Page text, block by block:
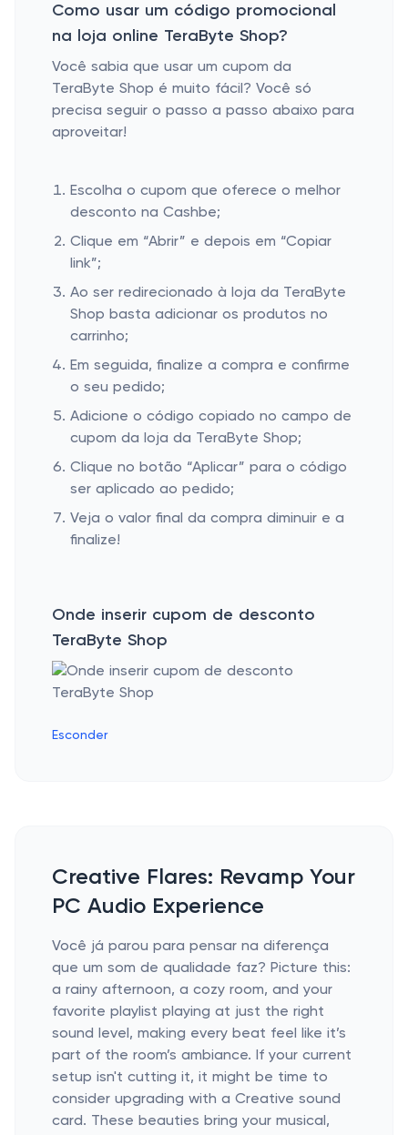
Como usar um código promocional
na loja online TeraByte Shop?
Você sabia que usar um cupom da
TeraByte Shop é muito fácil? Você só
precisa seguir o passo a passo abaixo para
aproveitar!
Escolha o cupom que oferece o melhor
desconto na Cashbe;
Clique em “Abrir” e depois em “Copiar
link”;
Ao ser redirecionado à loja da TeraByte
Shop basta adicionar os produtos no
carrinho;
Em seguida, finalize a compra e confirme
o seu pedido;
Adicione o código copiado no campo de
cupom da loja da TeraByte Shop;
Clique no botão “Aplicar” para o código
ser aplicado ao pedido;
Veja o valor final da compra diminuir e a
finalize!
Onde inserir cupom de desconto
TeraByte Shop
Esconder
Creative Flares: Revamp Your
PC Audio Experience
Você já parou para pensar na diferença
que um som de qualidade faz? Picture this:
a rainy afternoon, a cozy room, and your
favorite playlist playing at just the right
sound level, making every beat feel like it’s
part of the room’s ambiance. If your current
setup isn't cutting it, it might be time to
consider upgrading with a Creative sound
card. These beauties bring your musical,